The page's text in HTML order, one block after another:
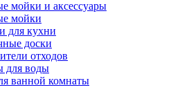
мойки и аксессуары
мойки
для кухни
доски
отходов
для воды
ванной комнаты